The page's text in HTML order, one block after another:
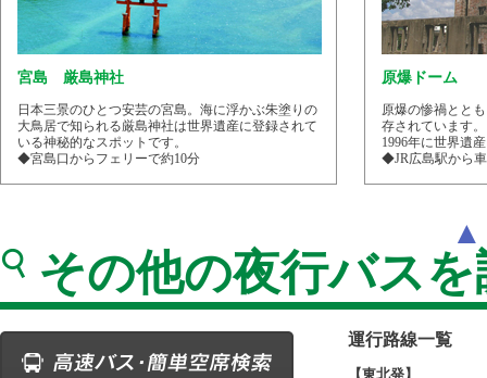
宮島 厳島神社
日本三景のひとつ安芸の宮島。海に浮かぶ朱塗りの
大鳥居で知られる厳島神社は世界遺産に登録されて
いる神秘的なスポットです。
◆宮島口からフェリーで約10分
原爆ドーム
原爆の惨禍とと
存されています。
1996年に世界遺
◆JR広島駅から
その他の夜行バス
運行路線一覧
【東北発】